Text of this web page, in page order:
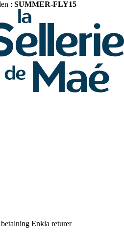
: SUMMER-FLY15
Enkla returer